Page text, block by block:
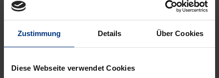
Zustimmung Details Über Cookies
Diese Webseite verwendet Cookies
Krise der Zukunft I